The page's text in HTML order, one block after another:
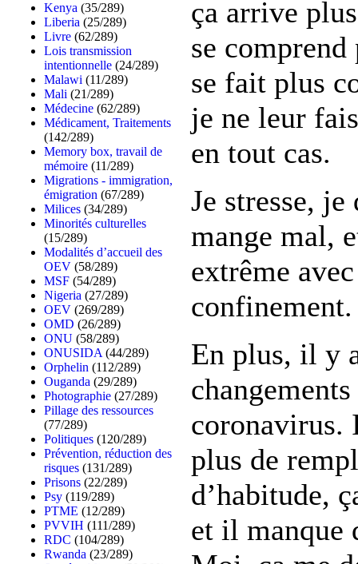
Kenya (35/289)
Liberia (25/289)
Livre (62/289)
Lois transmission
intentionnelle (24/289)
Malawi (11/289)
Mali (21/289)
Médecine (62/289)
Médicament, Traitements
(142/289)
Memory box, travail de
mémoire (11/289)
Migrations - immigration,
émigration (67/289)
Milices (34/289)
Minorités culturelles
(15/289)
Modalités d’accueil des
OEV (58/289)
MSF (54/289)
Nigeria (27/289)
OEV (269/289)
OMD (26/289)
ONU (58/289)
ONUSIDA (44/289)
Orphelin (112/289)
Ouganda (29/289)
Photographie (27/289)
Pillage des ressources
(77/289)
Politiques (120/289)
Prévention, réduction des
risques (131/289)
Prisons (22/289)
Psy (119/289)
PTME (12/289)
PVVIH (111/289)
RDC (104/289)
Rwanda (23/289)
ça arrive
se
se fait plus
je ne leur
en tout cas.
Je stresse,
mange mal,
extrême
confinement.
En plus, il y
coronavirus.
plus de
d’habitude,
et il manque